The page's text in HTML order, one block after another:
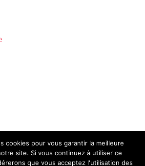
Donovan by ThemeZee.
cookies pour vous garantir la meilleure
site. Si vous continuez à utiliser ce
que vous acceptez l'utilisation des